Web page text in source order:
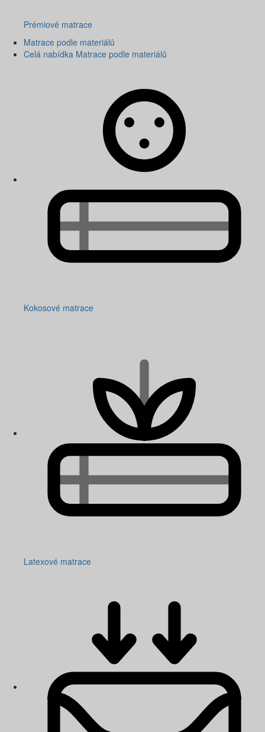
Prémiové matrace
Matrace podle materiálů
Celá nabídka Matrace podle materiálů
Kokosové matrace
Latexové matrace